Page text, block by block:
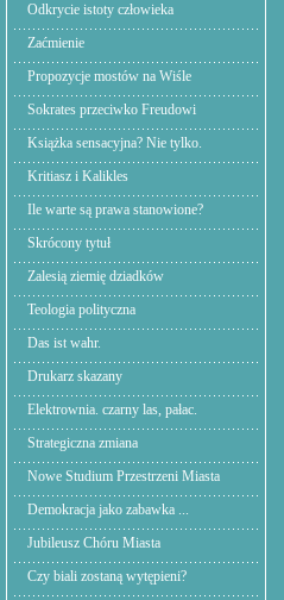
Odkrycie istoty człowieka
Zaćmienie
Propozycje mostów na Wiśle
Sokrates przeciwko Freudowi
Książka sensacyjna? Nie tylko.
Kritiasz i Kalikles
Ile warte są prawa stanowione?
Skrócony tytuł
Zalesią ziemię dziadków
Teologia polityczna
Das ist wahr.
Drukarz skazany
Elektrownia. czarny las, pałac.
Strategiczna zmiana
Nowe Studium Przestrzeni Miasta
Demokracja jako zabawka ...
Jubileusz Chóru Miasta
Czy biali zostaną wytępieni?